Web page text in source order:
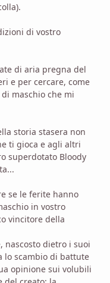
di vostro
di aria pregna del
e per cercare, come
maschio che mi
storia stasera non
ti gioca e agli altri
superdotato Bloody
se le ferite hanno
in vostro
vincitore della
nascosto dietro i suoi
lo scambio di battute
opinione sui volubili